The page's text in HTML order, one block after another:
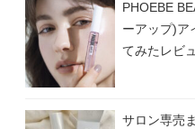
PHOEBE
ーアップ)ア
てみたレビ
サロン専売